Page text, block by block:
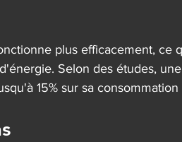
plus efficacement, ce
Selon des études,
15% sur sa